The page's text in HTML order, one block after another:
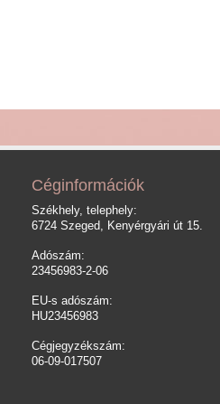
Céginformációk
Székhely, telephely:
6724 Szeged, Kenyérgyári út 15.
Adószám:
23456983-2-06
EU-s adószám:
HU23456983
Cégjegyzékszám:
06-09-017507